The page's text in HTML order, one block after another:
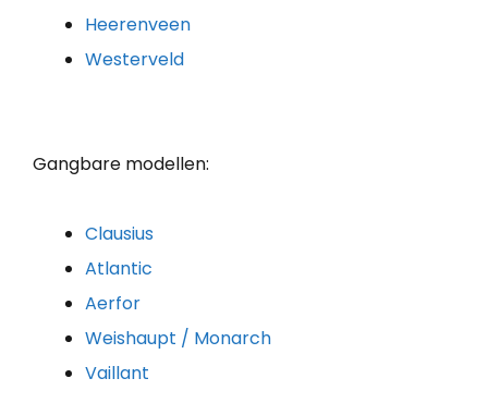
Heerenveen
Westerveld
Gangbare modellen:
Clausius
Atlantic
Aerfor
Weishaupt / Monarch
Vaillant